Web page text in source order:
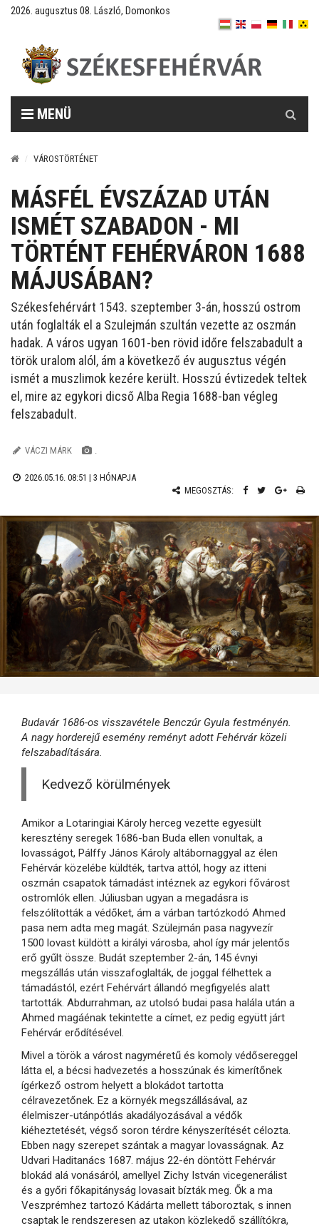
2026. augusztus 08. László, Domonkos
MENÜ
VÁROSTÖRTÉNET
MÁSFÉL ÉVSZÁZAD UTÁN
ISMÉT SZABADON - MI
TÖRTÉNT FEHÉRVÁRON 1688
MÁJUSÁBAN?
Székesfehérvárt 1543. szeptember 3-án, hosszú ostrom
után foglalták el a Szulejmán szultán vezette az oszmán
hadak. A város ugyan 1601-ben rövid időre felszabadult a
török uralom alól, ám a következő év augusztus végén
ismét a muszlimok kezére került. Hosszú évtizedek teltek
el, mire az egykori dicső Alba Regia 1688-ban végleg
felszabadult.
VÁCZI MÁRK .
2026.05.16. 08:51 | 3 HÓNAPJA
MEGOSZTÁS:
Budavár 1686-os visszavétele Benczúr Gyula festményén.
A nagy horderejű esemény reményt adott Fehérvár közeli
felszabadítására.
Kedvező körülmények
Amikor a Lotaringiai Károly herceg vezette egyesült
keresztény seregek 1686-ban Buda ellen vonultak, a
lovasságot, Pálffy János Károly altábornaggyal az élen
Fehérvár közelébe küldték, tartva attól, hogy az itteni
oszmán csapatok támadást intéznek az egykori fővárost
ostromlók ellen. Júliusban ugyan a megadásra is
felszólították a védőket, ám a várban tartózkodó Ahmed
pasa nem adta meg magát. Szülejmán pasa nagyvezír
1500 lovast küldött a királyi városba, ahol így már jelentős
erő gyűlt össze. Budát szeptember 2-án, 145 évnyi
megszállás után visszafoglalták, de joggal félhettek a
támadástól, ezért Fehérvárt állandó megfigyelés alatt
tartották. Abdurrahman, az utolsó budai pasa halála után a
Ahmed magáénak tekintette a címet, ez pedig együtt járt
Fehérvár erődítésével.
Mivel a török a várost nagyméretű és komoly védősereggel
látta el, a bécsi hadvezetés a hosszúnak és kimerítőnek
ígérkező ostrom helyett a blokádot tartotta
célravezetőnek. Ez a környék megszállásával, az
élelmiszer-utánpótlás akadályozásával a védők
kiéheztetését, végső soron térdre kényszerítését célozta.
Ebben nagy szerepet szántak a magyar lovasságnak. Az
Udvari Haditanács 1687. május 22-én döntött Fehérvár
blokád alá vonásáról, amellyel Zichy István vicegenerálist
és a győri főkapitányság lovasait bízták meg. Ők a ma
Veszprémhez tartozó Kádárta mellett táboroztak, s innen
csaptak le rendszeresen az utakon közlekedő szállítókra,